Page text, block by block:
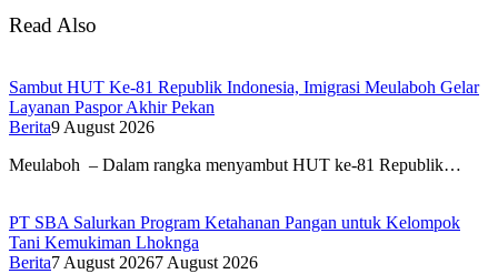
Read Also
Sambut HUT Ke-81 Republik Indonesia, Imigrasi Meulaboh Gelar
Layanan Paspor Akhir Pekan
Berita9 August 2026
Meulaboh – Dalam rangka menyambut HUT ke-81 Republik…
PT SBA Salurkan Program Ketahanan Pangan untuk Kelompok
Tani Kemukiman Lhoknga
Berita7 August 20267 August 2026